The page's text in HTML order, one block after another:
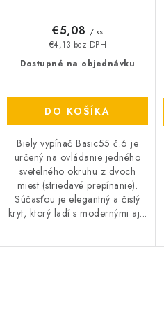
Dostupné na objednávku
€4,13 bez DPH
€5,08 / ks
DO KOŠÍKA
Biely vypínač Basic55 č.6 je
určený na ovládanie jedného
svetelného okruhu z dvoch
miest (striedavé prepínanie).
Súčasťou je elegantný a čistý
kryt, ktorý ladí s modernými aj...